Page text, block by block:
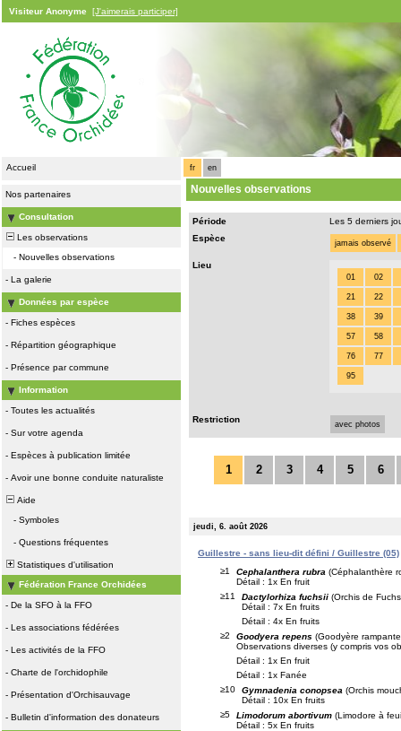
Visiteur Anonyme [J'aimerais participer]
Accueil
Nos partenaires
Consultation
Les observations
- Nouvelles observations
- La galerie
Données par espèce
- Fiches espèces
- Répartition géographique
- Présence par commune
Information
- Toutes les actualités
- Sur votre agenda
- Espèces à publication limitée
- Avoir une bonne conduite naturaliste
Aide
- Symboles
- Questions fréquentes
Statistiques d'utilisation
Fédération France Orchidées
- De la SFO à la FFO
- Les associations fédérées
- Les activités de la FFO
- Charte de l'orchidophile
- Présentation d'Orchisauvage
- Bulletin d'information des donateurs
fr en
Nouvelles observations
Période
Les 5 derniers
Espèce
jamais observé
Lieu
01 02
21 22
38 39
57 58
76 77
95
Restriction avec photos
1 2 3 4 5 6
jeudi, 6. août 2026
Guillestre - sans lieu-dit défini / Guillestre (05)
≥1
Cephalanthera rubra (Céphalanthère
Détail : 1x En fruit
≥11
Dactylorhiza fuchsii (Orchis de
Détail : 7x En fruits
Détail : 4x En fruits
≥2
Goodyera repens (Goodyère
Observations diverses (y compris vos
Détail : 1x En fruit
Détail : 1x Fanée
≥10
Gymnadenia conopsea (Orchis
Détail : 10x En fruits
≥5
Limodorum abortivum (Limodore à
Détail : 5x En fruits